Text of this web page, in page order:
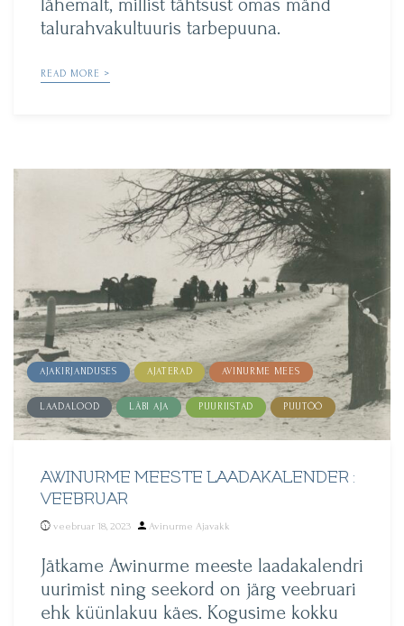
lähemalt, millist tähtsust omas mänd
talurahvakultuuris tarbepuuna.
READ MORE >
AJAKIRJANDUSES AJATERAD AVINURME MEES
LAADALOOD LÄBI AJA PUURIISTAD PUUTÖÖ
AWINURME MEESTE LAADAKALENDER :
VEEBRUAR
veebruar 18, 2023
Posted
Avinurme Ajavakk
Jätkame Awinurme meeste laadakalendri
uurimist ning seekord on järg veebruari
ehk küünlakuu käes. Kogusime kokku